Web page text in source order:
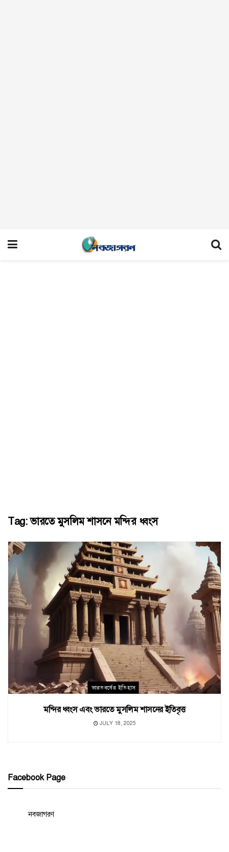
Tag:ভারতে মুসলিম শাসনে মন্দির ধ্বংস
ভারতবর্ষের ইতিহাস
মন্দির ধ্বংস এবং ভারতে মুসলিম শাসনের ইতিবৃত্ত
JULY 18, 2025
Facebook Page
নবজাগরণ